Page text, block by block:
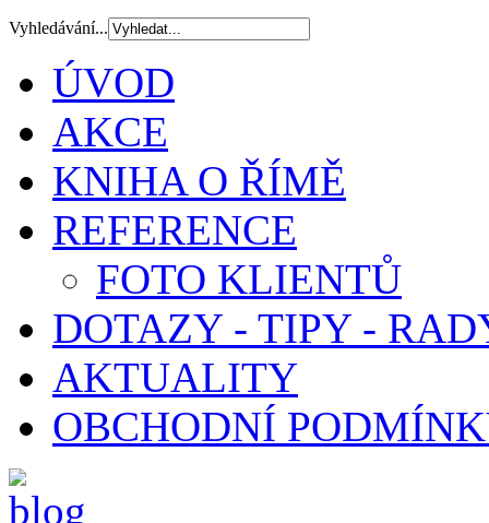
Vyhledávání...
ÚVOD
AKCE
KNIHA O ŘÍMĚ
REFERENCE
FOTO KLIENTŮ
DOTAZY - TIPY -
AKTUALITY
OBCHODNÍ